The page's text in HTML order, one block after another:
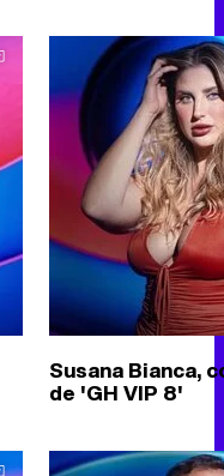
Susana Bianca,
de 'GH VIP 8'